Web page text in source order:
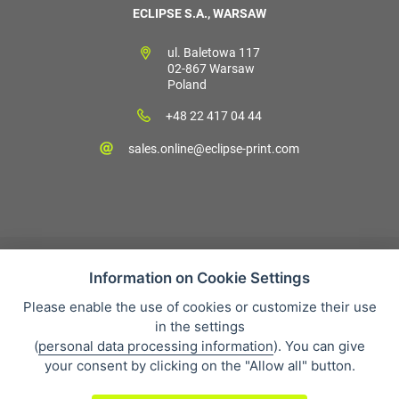
ECLIPSE S.A., WARSAW
ul. Baletowa 117
02-867 Warsaw
Poland
+48 22 417 04 44
sales.online@eclipse-print.com
Sales condition
Personal data protection
O firmie
Whistleblowing
Information on Cookie Settings
Please enable the use of cookies or customize their use
in the settings
(personal data processing information). You can give
your consent by clicking on the "Allow all" button.